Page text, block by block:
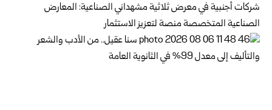
شركات أجنبية في معرض ثلاثية مشهداني الصناعية: المعارض
الصناعية المتخصصة منصة لتعزيز الاستثمار